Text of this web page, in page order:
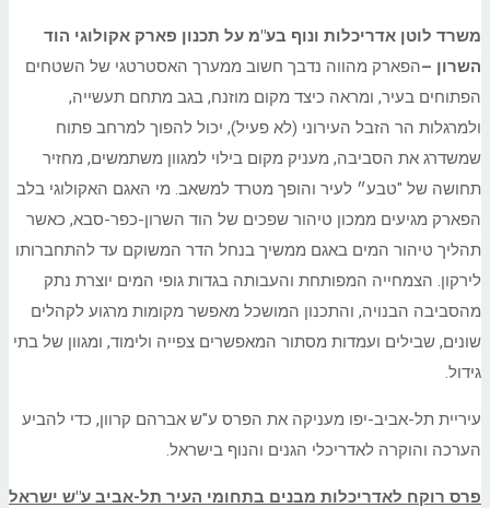
משרד לוטן אדריכלות ונוף בע"מ על תכנון פארק אקולוגי הוד
השרון –הפארק מהווה נדבך חשוב ממערך האסטרטגי של השטחים
הפתוחים בעיר, ומראה כיצד מקום מוזנח, בגב מתחם תעשייה,
ולמרגלות הר הזבל העירוני (לא פעיל), יכול להפוך למרחב פתוח
שמשדרג את הסביבה, מעניק מקום בילוי למגוון משתמשים, מחזיר
תחושה של "טבע״ לעיר והופך מטרד למשאב. מי האגם האקולוגי בלב
הפארק מגיעים ממכון טיהור שפכים של הוד השרון-כפר-סבא, כאשר
תהליך טיהור המים באגם ממשיך בנחל הדר המשוקם עד להתחברותו
לירקון. הצמחייה המפותחת והעבותה בגדות גופי המים יוצרת נתק
מהסביבה הבנויה, והתכנון המושכל מאפשר מקומות מרגוע לקהלים
שונים, שבילים ועמדות מסתור המאפשרים צפייה ולימוד, ומגוון של בתי
גידול.
עיריית תל-אביב-יפו מעניקה את הפרס ע"ש אברהם קרוון, כדי להביע
הערכה והוקרה לאדריכלי הגנים והנוף בישראל.
פרס רוקח לאדריכלות מבנים בתחומי העיר תל-אביב ע"ש ישראל